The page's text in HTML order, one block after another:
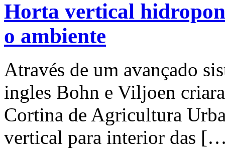
Horta vertical
o ambiente
Através de um avançado
ingles Bohn e Viljoen
Cortina de Agricultura
vertical para interior das